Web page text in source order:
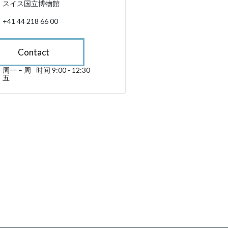
スイス国立博物館
+41 44 218 66 00
Contact
only.opening_hours
星期一 till 星期五 09:00 - 12:30
周一 – 周
五
时间 9:00 - 12:30